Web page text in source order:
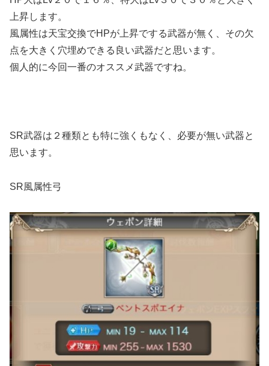
上昇します。
風属性は天宝交換でHPが上昇でする武器が無く、その欠
点を大きく穴埋めできる良い武器だと思います。
個人的に今回一番のオススメ武器ですね。
SR武器は２種類とも特に強くもなく、必要が無い武器と
思います。
SR風属性弓